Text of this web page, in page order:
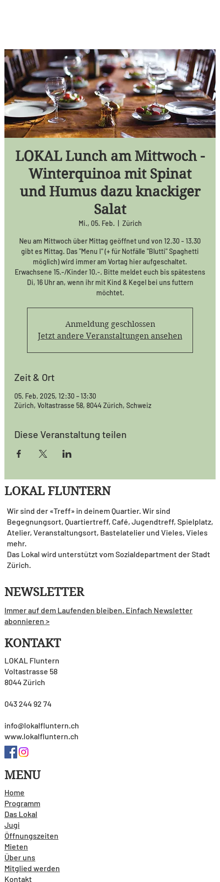
LOKAL Lunch am Mittwoch -
Winterquinoa mit Spinat
und Humus dazu knackiger
Salat
Mi., 05. Feb. Zürich
Neu am Mittwoch über Mittag geöffnet und von 12.30 - 13.30
gibt es Mittag. Das "Menu I" (+ für Notfälle "Blutti" Spaghetti
möglich) wird immer am Vortag hier aufgeschaltet.
Erwachsene 15.-/Kinder 10.-. Bitte meldet euch bis spätestens
Di, 16 Uhr an, wenn ihr mit Kind & Kegel bei uns futtern
möchtet.
Anmeldung geschlossen
Jetzt andere Veranstaltungen ansehen
Zeit & Ort
05. Feb. 2025, 12:30 – 13:30
Zürich, Voltastrasse 58, 8044 Zürich, Schweiz
Diese Veranstaltung teilen
MENU
Home
Programm
Das Lokal
Jugi
Öffnungszeiten
Mieten
Über uns
Mitglied werden
Kontakt
KONTAKT
LOKAL Fluntern
Voltastrasse 58
8044 Zürich
043 244 92 74
info@lokalfluntern.ch
www.lokalfluntern.ch
LOKAL FLUNTERN
Wir sind der «Treff» in deinem Quartier. Wir sind
Begegnungsort, Quartiertreff, Café, Jugendtreff, Spielplatz,
Atelier, Veranstaltungsort, Bastelatelier und Vieles, Vieles
mehr.
Das Lokal wird unterstützt vom Sozialdepartment der Stadt
Zürich.
NEWSLETTER
Immer auf dem Laufenden bleiben. Einfach Newsletter
abonnieren >